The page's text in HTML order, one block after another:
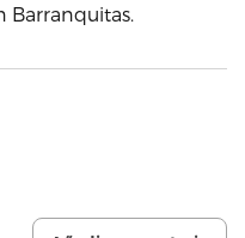
Barranquitas.